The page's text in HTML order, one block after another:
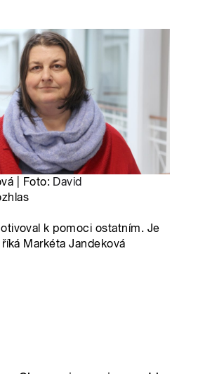
| Foto: David
k pomoci ostatním. Je
Markéta Jandeková